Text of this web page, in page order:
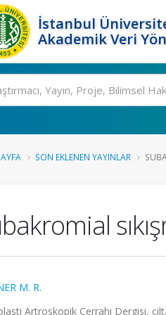
İstanbul
Akademik Veri
SON EKLENEN YAYINLAR
M. R.
Artroskopik Cerrahi Dergisi,